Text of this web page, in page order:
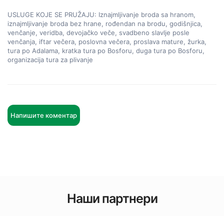
USLUGE KOJE SE PRUŽAJU: Iznajmljivanje broda sa hranom,
iznajmljivanje broda bez hrane, rođendan na brodu, godišnjica,
venčanje, veridba, devojačko veče, svadbeno slavlje posle
venčanja, iftar večera, poslovna večera, proslava mature, žurka,
tura po Adalama, kratka tura po Bosforu, duga tura po Bosforu,
organizacija tura za plivanje
Напишите коментар
Наши партнери